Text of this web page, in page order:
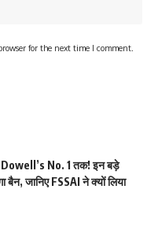
for the next time I comment.
No. 1 तक! इन बड़े
बैन, जानिए FSSAI ने क्यों लिया